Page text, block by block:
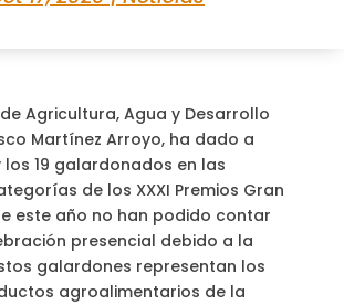
Agricultura, Agua y Desarrollo
Martínez Arroyo, ha dado a
19 galardonados en las
de los XXXI Premios Gran
este año no han podido contar
presencial debido a la
galardones representan los
agroalimentarios de la